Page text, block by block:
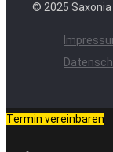
© 2025 Saxonia
Termin vereinbaren